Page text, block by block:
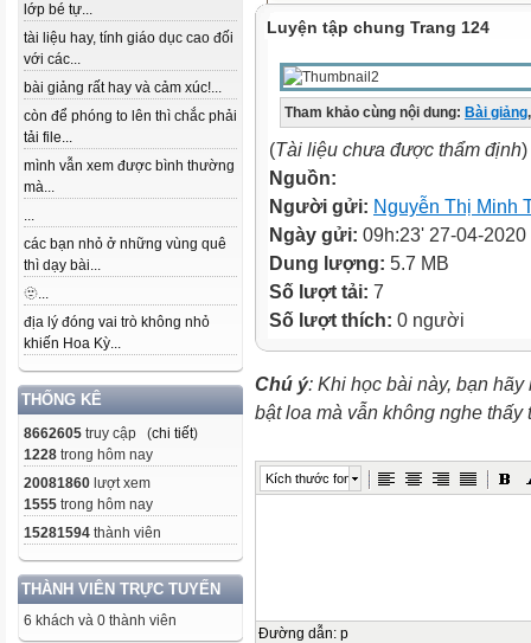
lớp bé tự...
tài liệu hay, tính giáo dục cao đối
với các...
bài giảng rất hay và cảm xúc!...
còn để phóng to lên thì chắc phải
tải file...
mình vẫn xem được bình thường
mà...
...
các bạn nhỏ ở những vùng quê
thì dạy bài...
🫥...
địa lý đóng vai trò không nhỏ
khiến Hoa Kỳ...
THỐNG KÊ
8662605 truy cập (chi tiết)
1228 trong hôm nay
20081860 lượt xem
1555 trong hôm nay
15281594 thành viên
THÀNH VIÊN TRỰC TUYẾN
6 khách và 0 thành viên
Luyện tập chung Trang 124
Tham khảo cùng nội dung: Bài giảng,
(Tài liệu chưa được thẩm định)
Nguồn:
Người gửi: Nguyễn Thị Minh
Ngày gửi: 09h:23' 27-04-2020
Dung lượng: 5.7 MB
Số lượt tải: 7
Số lượt thích: 0 người
Chú ý: Khi học bài này, bạn
bật loa mà vẫn không nghe
Kích thước font
Đường dẫn: p